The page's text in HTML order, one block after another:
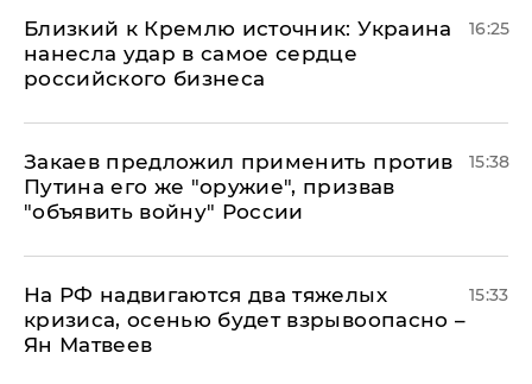
Близкий к Кремлю источник: Украина
нанесла удар в самое сердце
российского бизнеса
16:25
Закаев предложил применить против
Путина его же "оружие", призвав
"объявить войну" России
15:38
На РФ надвигаются два тяжелых
кризиса, осенью будет взрывоопасно –
Ян Матвеев
15:33